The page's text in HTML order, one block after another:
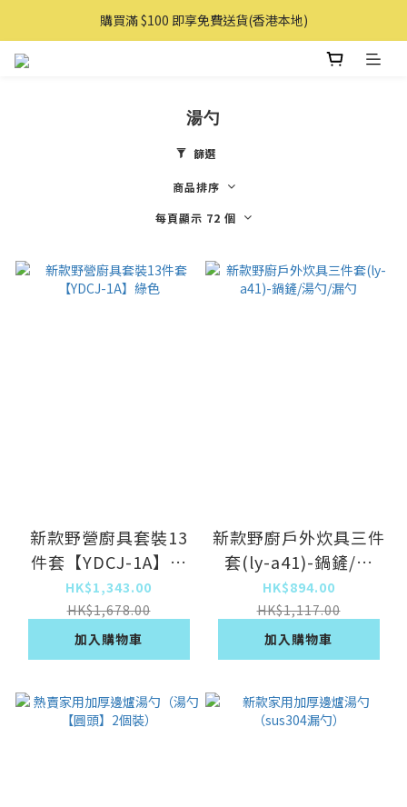
購買滿 $100 即享免費送貨(香港本地)
購買滿 $100 即享免費送貨(香港本地)
湯勺
篩選
商品排序
每頁顯示 72 個
新款野營廚具套裝13
件套【YDCJ-1A】綠
色
HK$1,343.00
HK$1,678.00
加入購物車
新款野廚戶外炊具三件
套(ly-a41)-鍋鏟/湯
勺/漏勺
HK$894.00
HK$1,117.00
加入購物車